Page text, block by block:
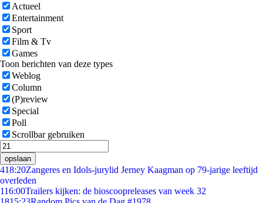
Actueel
Entertainment
Sport
Film & Tv
Games
Toon berichten van deze types
Weblog
Column
(P)review
Special
Poll
Scrollbar gebruiken
opslaan
418:20Zangeres en Idols-jurylid Jerney Kaagman op 79-jarige leeftijd
overleden
116:00Trailers kijken: de bioscoopreleases van week 32